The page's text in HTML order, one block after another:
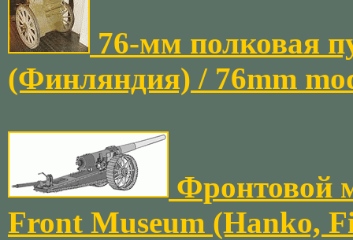
76-мм полковая
(Финляндия) / 76mm
Фронтовой
Front Museum (Hanko,